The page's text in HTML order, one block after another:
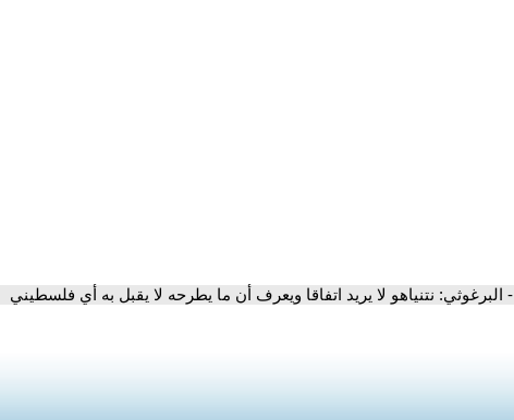
- البرغوثي: نتنياهو لا يريد اتفاقا ويعرف أن ما يطرحه لا يقبل به أي فلسطيني